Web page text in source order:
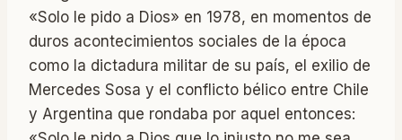
«Solo le pido a Dios» en 1978, en momentos de
duros acontecimientos sociales de la época
como la dictadura militar de su país, el exilio de
Mercedes Sosa y el conflicto bélico entre Chile
y Argentina que rondaba por aquel entonces: